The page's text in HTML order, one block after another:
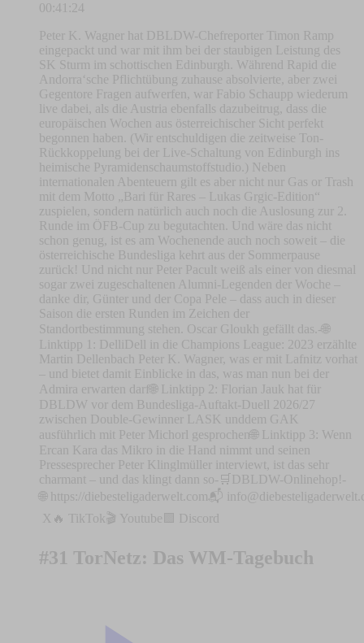
00:41:24
Peter K. Wagner hat DBLDW-Chefreporter Timon Ramp
eingepackt und war mit ihm bei der staubigen Leistung des
SK Sturm im schottischen Edinburgh. Während Rapid die
Andorra‘sche Pflichtübung zuhause absolvierte, aber zwei
Gegentore Fragen aufwerfen, war Fabio Schaupp wiederum
live dabei, als die Austria ebenfalls dazubeitrug, dass die
europäischen Wochen aus österreichischer Sicht perfekt
begonnen haben. (Wir entschuldigen die zeitweise Ton-
Rückkoppelung bei der Live-Schaltung von Edinburgh ins
heimische Pyramidenschaumstoffstudio.) Neben
internationalen Abenteuern gilt es aber nicht nur Gas or Trash
mit dem Motto „Bari für Rares – Lukas Grgic-Edition“
zuspielen, sondern natürlich auch noch die Auslosung zur 2.
Runde im ÖFB-Cup zu begutachten. Und wäre das nicht
schon genug, ist es am Wochenende auch noch soweit – die
österreichische Bundesliga kehrt aus der Sommerpause
zurück! Und nicht nur Peter Pacult weiß als einer von diesmal
sogar zwei zugeschaltenen Alumni-Legenden der Woche –
danke dir, Günter und der Copa Pele – dass auch in dieser
Saison die ersten Runden im Zeichen der
Standortbestimmung stehen. Oscar Gloukh gefällt das.-🌐
Linktipp 1: DelliDell in die Champions League: 2023 erzählte
Martin Dellenbach Peter K. Wagner, was er mit Lafnitz vorhat
– und bietet damit Einblicke in das, was man nun bei der
Admira erwarten darf🌐 Linktipp 2: Florian Jauk hat für
DBLDW vor dem Bundesliga-Auftakt-Duell 2026/27
zwischen Double-Gewinner LASK unddem GAK
ausführlich mit Peter Michorl gesprochen🌐 Linktipp 3: Wenn
Ercan Kara das Mikro in die Hand nimmt und seinen
Pressesprecher Peter Klinglmüller interviewt, ist das sehr
charmant – und das klingt dann so-⁠⁠🛒DBLDW-Onlinehop!⁠⁠⁠⁠⁠⁠⁠⁠⁠⁠⁠⁠⁠-
🌐 ⁠⁠⁠⁠⁠⁠⁠⁠⁠⁠⁠⁠⁠⁠⁠⁠⁠⁠⁠⁠⁠⁠⁠⁠⁠⁠⁠⁠⁠⁠⁠⁠⁠⁠⁠⁠⁠⁠⁠⁠⁠⁠⁠⁠⁠⁠⁠⁠⁠⁠⁠⁠⁠⁠⁠⁠⁠⁠⁠⁠⁠⁠https://diebesteligaderwelt.com⁠⁠⁠⁠⁠⁠⁠⁠⁠⁠⁠⁠⁠⁠⁠⁠⁠⁠⁠⁠⁠⁠⁠⁠⁠⁠⁠⁠⁠⁠⁠⁠⁠⁠⁠⁠⁠⁠⁠⁠⁠⁠⁠⁠⁠⁠⁠⁠⁠⁠⁠⁠⁠⁠⁠⁠⁠⁠⁠⁠⁠⁠📬 ⁠⁠⁠⁠⁠
⁠⁠⁠⁠⁠⁠⁠⁠⁠⁠⁠⁠⁠⁠⁠⁠⁠⁠⁠⁠⁠⁠⁠⁠⁠⁠⁠⁠⁠⁠⁠⁠⁠⁠⁠⁠⁠⁠⁠⁠⁠⁠⁠⁠⁠⁠⁠⁠⁠⁠⁠⁠⁠⁠⁠⁠⁠⁠⁠⁠⁠⁠⁠⁠⁠⁠⁠⁠⁠⁠⁠⁠⁠⁠⁠⁠⁠⁠⁠⁠⁠⁠⁠⁠⁠⁠⁠⁠⁠⁠⁠⁠⁠⁠⁠X⁠⁠⁠⁠⁠⁠⁠⁠⁠⁠⁠⁠⁠⁠⁠⁠⁠⁠⁠⁠⁠⁠⁠⁠⁠⁠⁠⁠⁠⁠⁠⁠⁠⁠⁠⁠⁠⁠⁠⁠⁠⁠⁠⁠⁠⁠⁠⁠⁠⁠⁠⁠⁠⁠⁠⁠⁠⁠⁠⁠⁠⁠⁠⁠⁠⁠⁠⁠⁠⁠⁠🔥 ⁠⁠⁠⁠⁠⁠⁠⁠⁠⁠⁠⁠⁠⁠⁠⁠⁠⁠⁠⁠⁠⁠⁠⁠⁠⁠⁠⁠⁠⁠⁠⁠⁠⁠⁠⁠⁠⁠⁠⁠⁠⁠⁠⁠⁠⁠⁠⁠⁠⁠⁠⁠⁠⁠⁠⁠⁠⁠⁠⁠⁠⁠⁠⁠⁠⁠⁠⁠⁠⁠⁠⁠⁠⁠⁠⁠⁠⁠⁠⁠⁠⁠⁠⁠⁠⁠⁠⁠⁠⁠⁠⁠TikTok⁠⁠⁠⁠⁠⁠⁠⁠⁠⁠⁠⁠⁠⁠⁠⁠⁠⁠⁠⁠⁠⁠⁠⁠⁠⁠⁠⁠⁠⁠⁠⁠⁠⁠⁠⁠⁠⁠⁠⁠⁠⁠⁠⁠⁠⁠⁠⁠⁠⁠⁠⁠⁠⁠⁠⁠⁠⁠⁠⁠⁠⁠⁠⁠⁠⁠⁠⁠⁠⁠⁠⁠⁠⁠⁠⁠⁠⁠⁠⁠⁠⁠⁠⁠⁠⁠⁠⁠⁠⁠⁠⁠🎬 ⁠⁠⁠⁠⁠⁠⁠⁠⁠⁠⁠⁠⁠⁠⁠⁠⁠⁠⁠⁠⁠⁠⁠⁠⁠⁠⁠⁠⁠⁠⁠⁠⁠⁠⁠⁠⁠⁠⁠⁠⁠⁠⁠⁠⁠⁠⁠⁠⁠⁠⁠⁠⁠⁠⁠⁠⁠⁠⁠⁠⁠⁠⁠⁠⁠⁠⁠⁠⁠⁠⁠⁠⁠⁠⁠⁠⁠⁠⁠⁠⁠⁠⁠⁠⁠⁠⁠⁠⁠⁠⁠⁠Youtube⁠⁠⁠⁠⁠⁠⁠⁠⁠⁠⁠⁠⁠⁠⁠⁠⁠⁠⁠⁠⁠⁠⁠⁠⁠⁠⁠⁠⁠⁠⁠⁠⁠⁠⁠⁠⁠⁠⁠⁠⁠⁠⁠⁠⁠⁠⁠⁠⁠⁠⁠⁠⁠⁠⁠⁠⁠⁠⁠⁠⁠⁠⁠⁠⁠⁠⁠⁠⁠⁠⁠⁠⁠⁠⁠⁠⁠⁠⁠⁠⁠⁠⁠⁠⁠⁠⁠⁠⁠⁠⁠⁠🟪 ⁠⁠⁠⁠⁠⁠⁠⁠⁠⁠⁠⁠⁠⁠⁠⁠⁠⁠⁠⁠⁠⁠⁠⁠⁠⁠⁠⁠⁠⁠⁠⁠⁠⁠⁠⁠⁠⁠⁠⁠⁠⁠⁠⁠⁠⁠⁠⁠⁠Discord⁠⁠⁠⁠⁠⁠⁠⁠⁠⁠⁠⁠⁠⁠⁠⁠⁠⁠⁠⁠⁠⁠⁠⁠⁠⁠⁠⁠⁠⁠⁠⁠⁠⁠⁠⁠⁠⁠⁠⁠⁠⁠⁠⁠
#31 TorNetz: Das WM-Tagebuch